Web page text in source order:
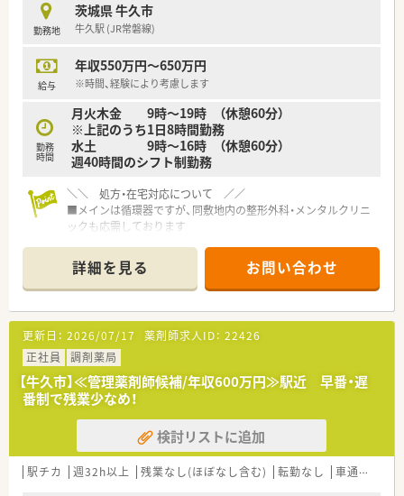
勤務地
茨城県 牛久市
牛久駅 (JR常磐線)
給与
年収550万円～650万円
※時間、経験により考慮します
勤務
時間
月火木金 9時～19時 （休憩60分）
※上記のうち1日8時間勤務
水土 9時～16時 （休憩60分）
週40時間のシフト制勤務
＼＼ 処方・在宅対応について ／／
■メインは循環器ですが、同敷地内の整形外科・メンタルクリニ
ックも応需しております
後になります
■在宅は居宅26件を受け持っておりますが、配達専門ドライバ
ーがお届けしますので、薬剤師は外にはでません
■患者さんはリピーターが多く、幅広い年齢層の患者様がいらっ
しゃます
＼＼ ライフワークバランス◎ ／／
■処方箋枚数は多いですが、残業した分は別日で早めに仕事を切
り上げ、メリハリをつけてご勤務されております
■ライフワークバランスを大切にご勤務されている方がほとん
どですので、周囲の人を協力しながら、お休みはしっかりとられ
■1ヶ月ごとにシフトパターンがおおよそ固定されますので、お
休みの日も予定が立てようシフトを作成しています
詳細を見る お問い合わせ
更新日： 2026/07/17 薬剤師求人ID： 22426
正社員
調剤薬局
【牛久市】≪管理薬剤師候補/年収600万円≫駅近 早番・遅
番制で残業少なめ！
検討リストに追加
駅チカ 週32h以上 残業なし(ほぼなし含む) 転勤なし 車通勤可